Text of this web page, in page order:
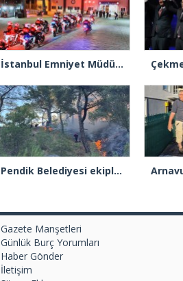
Gazete Manşetleri
Günlük Burç Yorumları
Haber Gönder
İletişim